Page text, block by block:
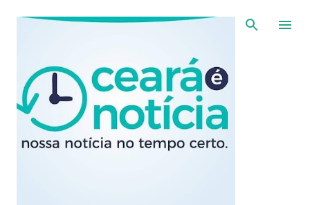
Pular para o conteúdo principal